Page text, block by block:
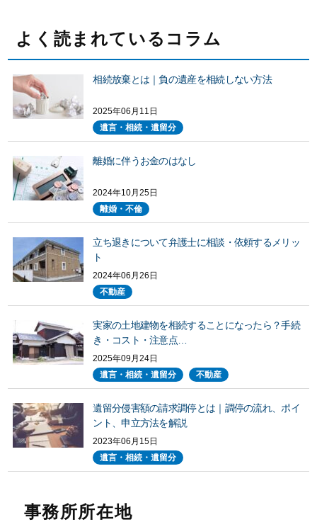
よく読まれているコラム
相続放棄とは｜負の遺産を相続しない方法
2025年06月11日
遺言・相続・遺留分
離婚に伴うお金のはなし
2024年10月25日
離婚・不倫
立ち退きについて弁護士に相談・依頼するメリッ
ト
2024年06月26日
不動産
実家の土地建物を相続することになったら？手続
き・コスト・注意点…
2025年09月24日
遺言・相続・遺留分
不動産
遺留分侵害額の請求調停とは｜調停の流れ、ポイ
ント、申立方法を解説
2023年06月15日
遺言・相続・遺留分
事務所所在地